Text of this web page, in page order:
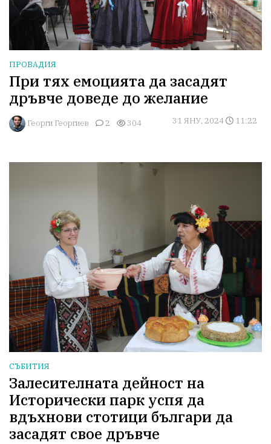
ПРОВАДИЯ
При тях емоцията да засадят
дръвче доведе до желание
Георги Георгиев 2 304 31 ЯНУ, 2024 11:22
СЪБИТИЯ
Залесителната дейност на
Исторически парк успя да
вдъхнови стотици българи да
засадят свое дръвче